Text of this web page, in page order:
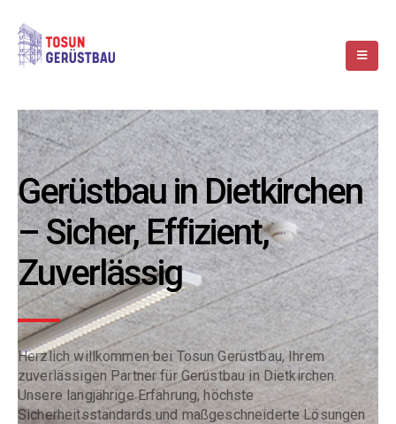
Gerüstbau in Dietkirchen
– Sicher, Effizient,
Zuverlässig
Herzlich willkommen bei Tosun Gerüstbau, Ihrem
zuverlässigen Partner für Gerüstbau in Dietkirchen.
Unsere langjährige Erfahrung, höchste
Sicherheitsstandards und maßgeschneiderte Lösungen